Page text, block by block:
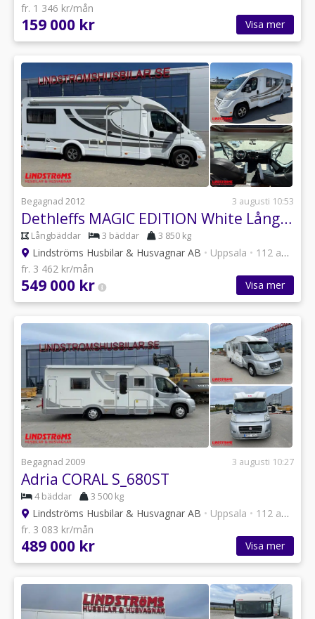
fr. 1 346 kr/mån
159 000 kr Visa mer
Begagnad 2012 3 augusti 10:53
Dethleffs MAGIC EDITION White Långbädd RÄNTA 3,95%
Långbäddar 3 bäddar 3 850 kg
Lindströms Husbilar & Husvagnar AB • Uppsala • 112 annonser
fr. 3 462 kr/mån
549 000 kr Visa mer
Begagnad 2009 3 augusti 10:27
Adria CORAL S_680ST
4 bäddar 3 500 kg
Lindströms Husbilar & Husvagnar AB • Uppsala • 112 annonser
fr. 3 083 kr/mån
489 000 kr Visa mer